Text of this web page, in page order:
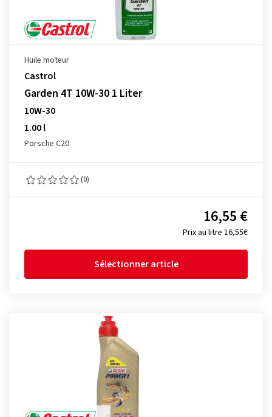
Huile moteur
Castrol
Garden 4T 10W-30 1 Liter
10W-30
1.00 l
Porsche C20
(0)
Prix au litre 16,55€
16,55 €
Sélectionner article